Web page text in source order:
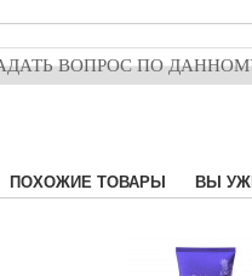
ВОПРОС ПО
ПОХОЖИЕ ТОВАРЫ ВЫ